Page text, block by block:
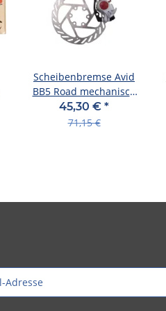
Scheibenbremse Avid
BB5 Road mechanisch
platinum,Scheibe
140mm HR
45,30 € *
71,15 €